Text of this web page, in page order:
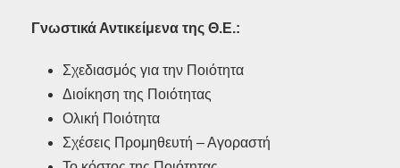
Γνωστικά Αντικείμενα της Θ.Ε.:
Σχεδιασμός για την Ποιότητα
Διοίκηση της Ποιότητας
Ολική Ποιότητα
Σχέσεις Προμηθευτή – Αγοραστή